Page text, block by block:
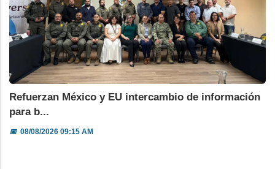
Refuerzan México y EU intercambio de información
para b...
📅08/08/2026 09:15 AM